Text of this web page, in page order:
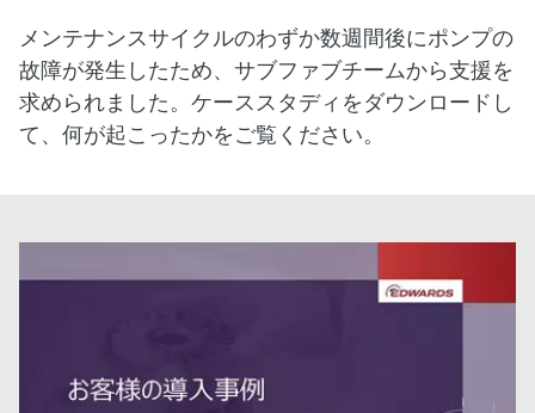
メンテナンスサイクルのわずか数週間後にポンプの
故障が発生したため、サブファブチームから支援を
求められました。ケーススタディをダウンロードし
て、何が起こったかをご覧ください。